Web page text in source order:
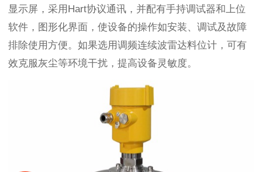
显示屏，采用Hart协议通讯，并配有手持调试器和上位
软件，图形化界面，使设备的操作如安装、调试及故障
排除使用方便。如果选用调频连续波雷达料位计，可有
效克服灰尘等环境干扰，提高设备灵敏度。